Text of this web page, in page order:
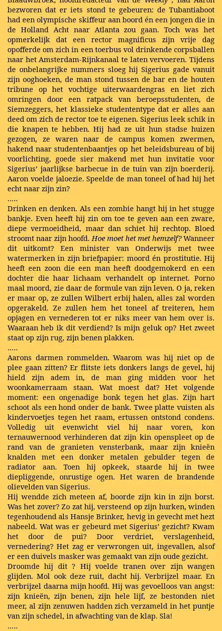
bezworen dat er iets stond te gebeuren: de Tubantiaboot
had een olympische skiffeur aan boord én een jongen die in
de Holland Acht naar Atlanta zou gaan. Toch was het
opmerkelijk dat een rector magnificus zijn vrije dag
opofferde om zich in een toerbus vol drinkende corpsballen
naar het Amsterdam-Rijnkanaal te laten vervoeren. Tijdens
de onbelangrijke nummers sloeg hij Sigerius gade vanuit
zijn ooghoeken, de man stond tussen de bar en de houten
tribune op het vochtige uiterwaardengras en liet zich
omringen door een ratpack van beroepsstudenten, de
Siemzeggers, het klassieke studententype dat er alles aan
deed om zich de rector toe te eigenen. Sigerius leek schik in
die knapen te hebben. Hij had ze uit hun stadse huizen
gezogen, ze waren naar de campus komen zwermen,
hakend naar studentenbaantjes op het beleidsbureau of bij
voorlichting, goede sier makend met hun invitatie voor
Sigerius’ jaarlijkse barbecue in de tuin van zijn boerderij.
Aaron voelde jaloezie. Speelde de man toneel of had hij het
echt naar zijn zin?
…..
Drinken en denken. Als een zombie hangt hij in het stugge
bankje. Even heeft hij zin om toe te geven aan een zware,
diepe vermoeidheid, maar dan schiet hij rechtop. Bloed
stroomt naar zijn hoofd.Hoe moet het met hemzelf? Wanneer
dit uitkomt? Een minister van Onderwijs met twee
watermerken in zijn briefpapier: moord én prostitutie. Hij
heeft een zoon die een man heeft doodgemokerd en een
dochter die haar lichaam verhandelt op internet. Porno
maal moord, zie daar de formule van zijn leven. O ja, reken
er maar op, ze zullen Wilbert erbij halen, alles zal worden
opgerakeld. Ze zullen hem het toneel af treiteren, hem
opjagen en vernederen tot er niks meer van hem over is.
Waaraan heb ik dit verdiend? Is mijn geluk op? Het zweet
staat op zijn rug, zijn benen plakken.
…..
Aarons darmen rommelden. Waarom was hij niet op de
plee gaan zitten? Er flitste iets donkers langs de gevel, hij
hield zijn adem in, de man ging midden voor het
woonkamerraam staan. Wat moest dat? Het volgende
moment: een ongenadige bonk tegen het glas. Zijn hart
schoot als een hond onder de bank. Twee platte vuisten als
kindervoetjes tegen het raam, ertussen ontstond condens.
Volledig uit evenwicht viel hij naar voren, kon
ternauwernood verhinderen dat zijn kin openspleet op de
rand van de granieten vensterbank, maar zijn knieën
knalden met een donker metalen gebulder tegen de
radiator aan. Toen hij opkeek, staarde hij in twee
diepliggende, onrustige ogen. Het waren de brandende
olievelden van Sigerius.
Hij wendde zich meteen af, boorde zijn kin in zijn borst.
Was het zover? Zo zat hij, versteend op zijn hurken, winden
tegenhoudend als Hansje Brinker, hevig in gevecht met hezt
nabeeld. Wat was er gebeurd met Sigerius’ gezicht? Kwam
het door de pui? Door verdriet, verslagenheid,
vernedering? Het zag er verwrongen uit, ingevallen, alsof
er een duivels masker was gemaakt van zijn oude gezicht.
Droomde hij dit ? Hij voelde tranen over zijn wangen
glijden. Mol ook deze ruit, dacht hij. Verbrijzel maar. En
verbrijzel daarna mijn hoofd. Hij was gevoelloos van angst:
zijn knieën, zijn benen, zijn hele lijf, ze bestonden niet
meer, al zijn zenuwen hadden zich verzameld in het puntje
van zijn schedel, in afwachting van de klap. Sla!
…..